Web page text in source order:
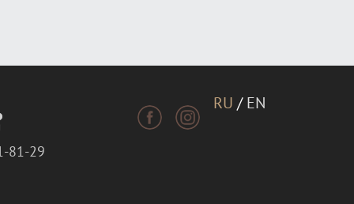
81-29
RU / EN